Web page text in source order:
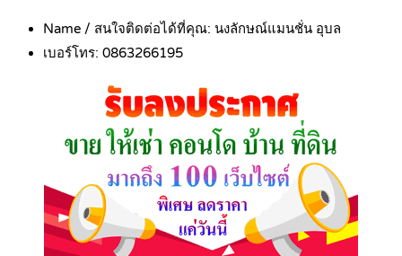
Name / สนใจติดต่อได้ที่คุณ: นงลักษณ์แมนชั่น อุบล
เบอร์โทร: 0863266195